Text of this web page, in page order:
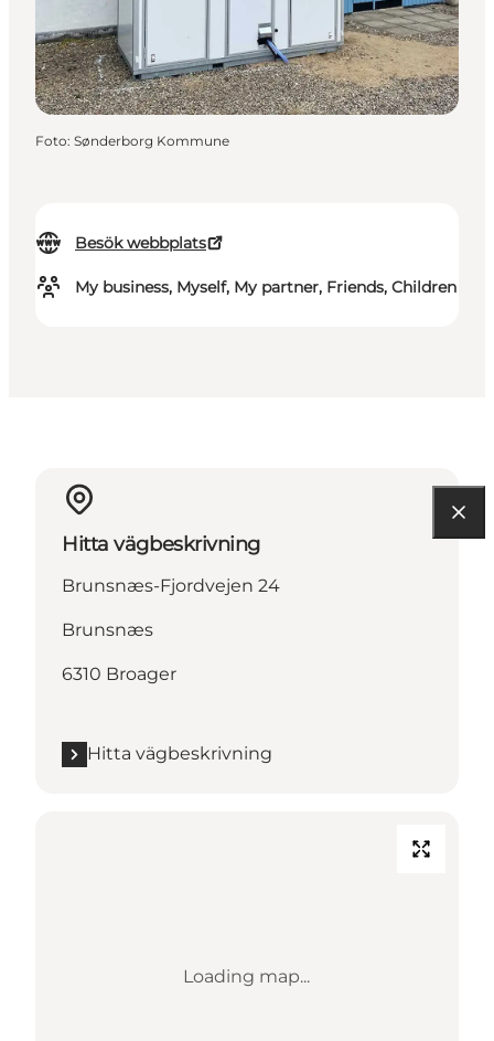
Besök webbplats
My business, Myself, My partner, Friends, Children
Foto: Sønderborg Kommune
Hitta vägbeskrivning
Brunsnæs-Fjordvejen 24
Brunsnæs
6310 Broager
Hitta vägbeskrivning
Loading map...